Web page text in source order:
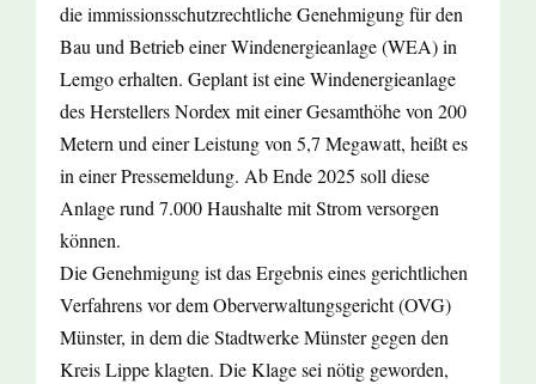
die immissionsschutzrechtliche Genehmigung für den
Bau und Betrieb einer Windenergieanlage (WEA) in
Lemgo erhalten. Geplant ist eine Windenergieanlage
des Herstellers Nordex mit einer Gesamthöhe von 200
Metern und einer Leistung von 5,7 Megawatt, heißt es
in einer Pressemeldung. Ab Ende 2025 soll diese
Anlage rund 7.000 Haushalte mit Strom versorgen
können.
Die Genehmigung ist das Ergebnis eines gerichtlichen
Verfahrens vor dem Oberverwaltungsgericht (OVG)
Münster, in dem die Stadtwerke Münster gegen den
Kreis Lippe klagten. Die Klage sei nötig geworden,